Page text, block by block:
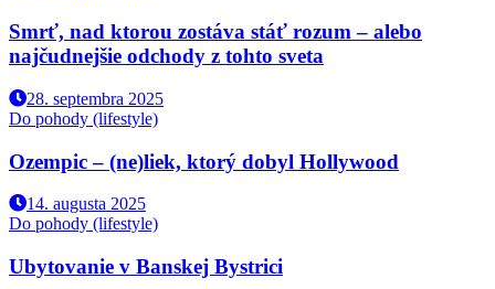
Smrť, nad ktorou zostáva stáť rozum – alebo
najčudnejšie odchody z tohto sveta
28. septembra 2025
Do pohody (lifestyle)
Ozempic – (ne)liek, ktorý dobyl Hollywood
14. augusta 2025
Do pohody (lifestyle)
Ubytovanie v Banskej Bystrici